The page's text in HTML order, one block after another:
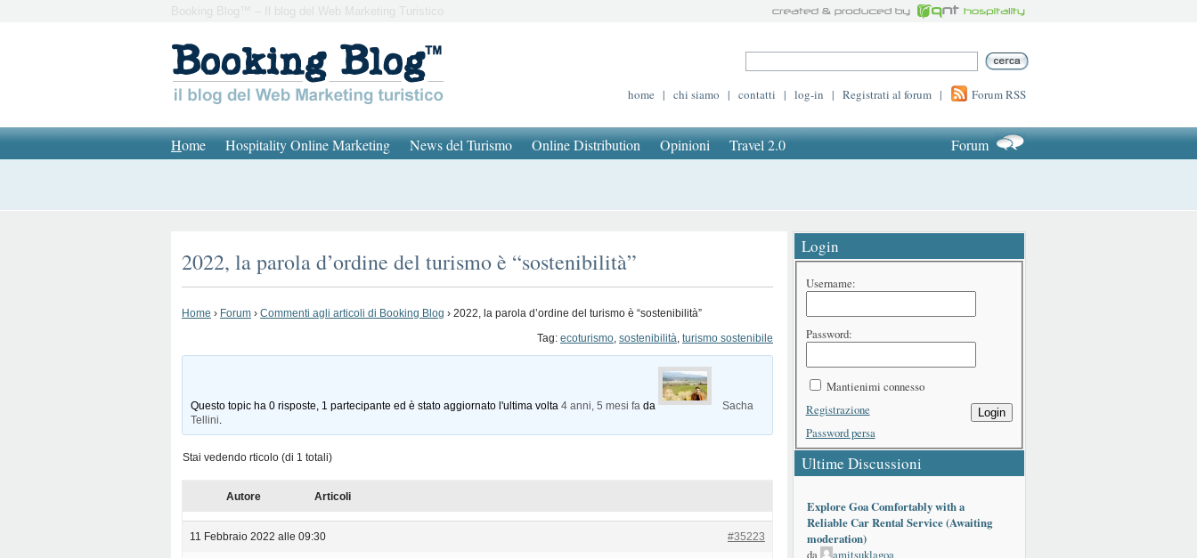
Booking Blog™ – Il blog del Web Marketing Turistico
home | chi siamo | contatti | log-in | Registrati al forum | Forum RSS
Home Hospitality Online Marketing News del Turismo Online Distribution Opinioni Travel 2.0 Forum
2022, la parola d’ordine del turismo è “sostenibilità”
Home › Forum › Commenti agli articoli di Booking Blog › 2022, la parola d’ordine del turismo è “sostenibilità”
Tag: ecoturismo, sostenibilità, turismo sostenibile
Questo topic ha 0 risposte, 1 partecipante ed è stato aggiornato l'ultima volta4 anni, 5 mesi fa da
Sacha
Tellini.
Stai vedendo rticolo (di 1 totali)
Autore Articoli
11 Febbraio 2022 alle 09:30 #35223
Login
Username:
Password:
Mantienimi connesso
Login
Registrazione
Password persa
Ultime Discussioni
Explore Goa Comfortably with a
Reliable Car Rental Service (Awaiting
moderation)